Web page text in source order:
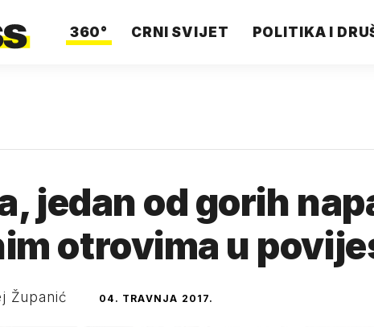
360° CRNI SVIJET POLITIKA I
jedan od gorih
otrovima u
Županić 04. TRAVNJA 2017.